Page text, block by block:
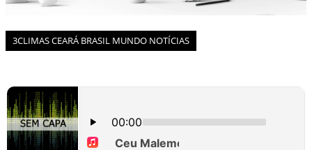
3CLIMAS CEARÁ BRASIL MUNDO NOTÍCIAS
ÚLTIMAS POSTAGENS
ISTO É FATO!
BLOGS & COLUNAS
CEARÁ BRASIL NOTÍCIAS
CEARÁ BRASIL MUNDO 1
BRASIL DE FATO